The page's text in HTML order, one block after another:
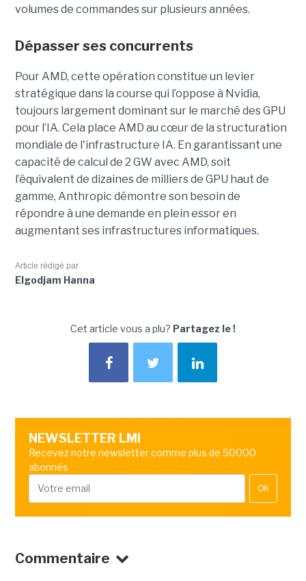
volumes de commandes sur plusieurs années.
Dépasser ses concurrents
Pour AMD, cette opération constitue un levier
stratégique dans la course qui l’oppose à Nvidia,
toujours largement dominant sur le marché des GPU
pour l’IA. Cela place AMD au cœur de la structuration
mondiale de l'infrastructure IA. En garantissant une
capacité de calcul de 2 GW avec AMD, soit
l’équivalent de dizaines de milliers de GPU haut de
gamme, Anthropic démontre son besoin de
répondre à une demande en plein essor en
augmentant ses infrastructures informatiques.
Article rédigé par
Elgodjam Hanna
Cet article vous a plu? Partagez le !
NEWSLETTER LMI
Recevez notre newsletter comme plus de 50000
abonnés
OK
Commentaire